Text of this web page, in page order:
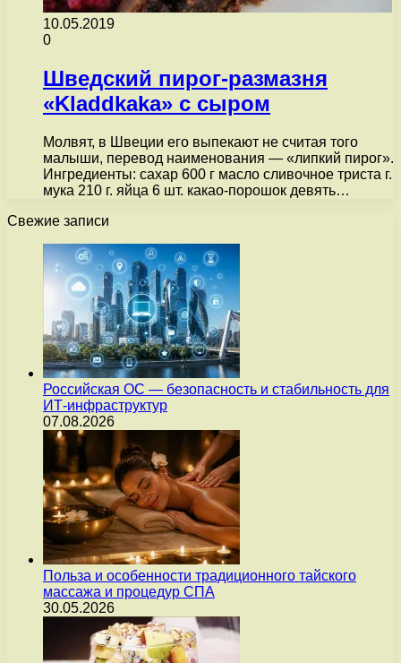
10.05.2019
0
Шведский пирог-размазня
«Kladdkaka» с сыром
Молвят, в Швеции его выпекают не считая того
малыши, перевод наименования — «липкий пирог».
Ингредиенты: сахар 600 г масло сливочное триста г.
мука 210 г. яйца 6 шт. какао-порошок девять…
Свежие записи
Российская ОС — безопасность и стабильность для
ИТ-инфраструктур
07.08.2026
Польза и особенности традиционного тайского
массажа и процедур СПА
30.05.2026